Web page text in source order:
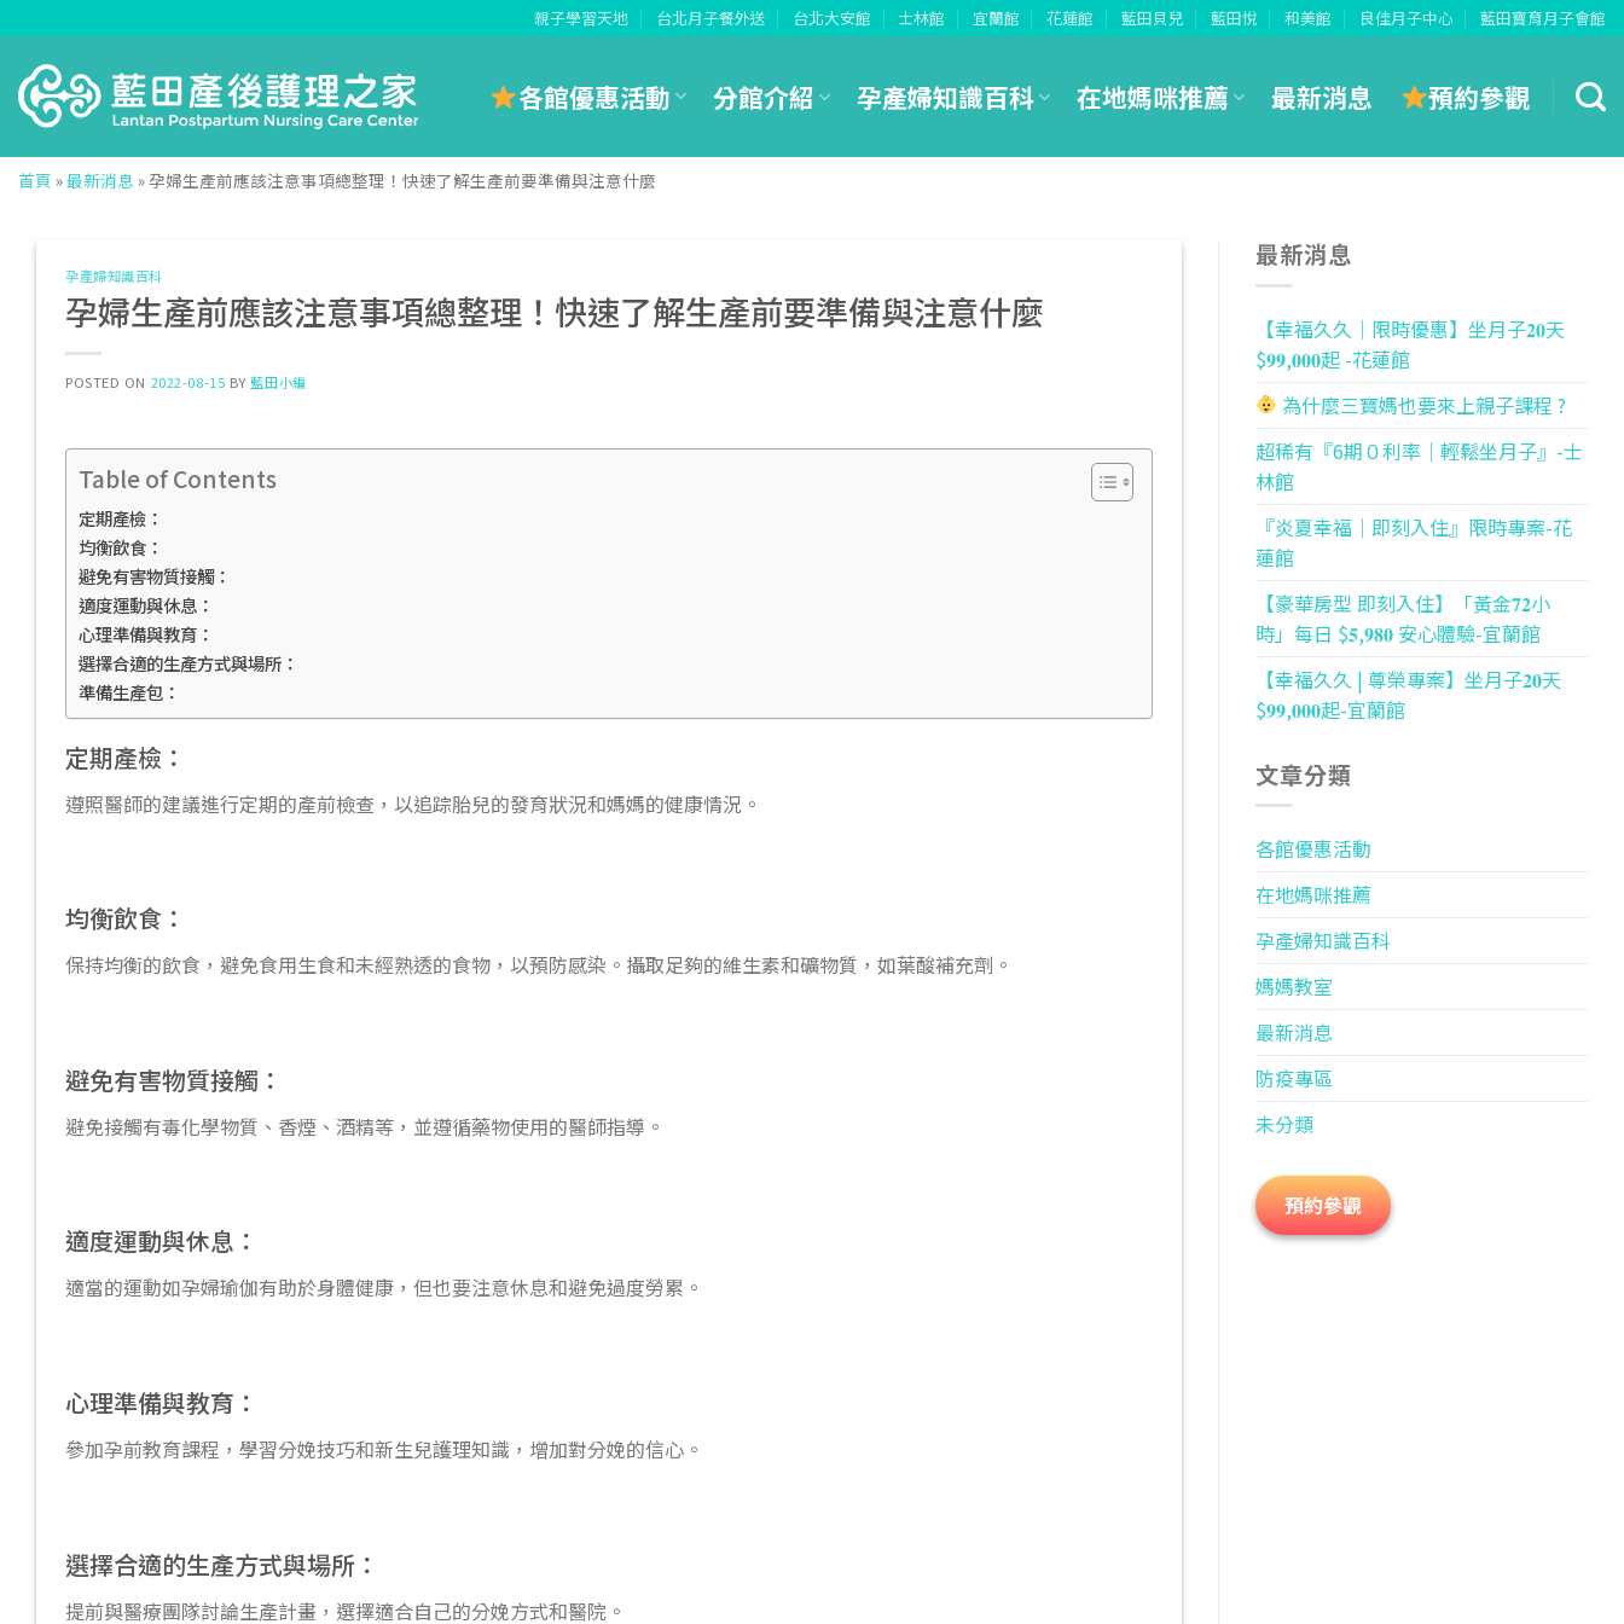
to
content
親子學習天地 台北月子餐外送 台北大安館 士林館 宜蘭館 花蓮館 藍田貝兒 藍田悅 和美館 良佳月子中心 藍田寶育月子會館
各館優惠活動 分館介紹 孕產婦知識百科 在地媽咪推薦 最新消息 預約參觀
首頁 »最新消息 »孕婦生產前應該注意事項總整理！快速了解生產前要準備與注意什麼
孕產婦知識百科
孕婦生產前應該注意事項總整理！快速了解生產前要準備與注意什麼
POSTED ON 2022-08-15 BY藍田小編
Table of Contents
定期產檢：
均衡飲食：
避免有害物質接觸：
適度運動與休息：
心理準備與教育：
選擇合適的生產方式與場所：
準備生產包：
定期產檢：
遵照醫師的建議進行定期的產前檢查，以追踪胎兒的發育狀況和媽媽的健康情況。
均衡飲食：
保持均衡的飲食，避免食用生食和未經熟透的食物，以預防感染。攝取足夠的維生素和礦物質，如葉酸補充劑。
避免有害物質接觸：
避免接觸有毒化學物質、香煙、酒精等，並遵循藥物使用的醫師指導。
適度運動與休息：
適當的運動如孕婦瑜伽有助於身體健康，但也要注意休息和避免過度勞累。
心理準備與教育：
參加孕前教育課程，學習分娩技巧和新生兒護理知識，增加對分娩的信心。
選擇合適的生產方式與場所：
提前與醫療團隊討論生產計畫，選擇適合自己的分娩方式和醫院。
最新消息
【幸福久久｜限時優惠】坐月子𝟐𝟎天
$𝟗𝟗,𝟎𝟎𝟎起 -花蓮館
為什麼三寶媽也要來上親子課程 ?
超稀有『6期０利率｜輕鬆坐月子』-士
林館
『炎夏幸福｜即刻入住』限時專案-花
蓮館
【豪華房型 即刻入住】「黃金𝟕𝟐小
時」每日 $𝟓,𝟗𝟖𝟎 安心體驗-宜蘭館
【幸福久久 | 尊榮專案】坐月子𝟐𝟎天
$𝟗𝟗,𝟎𝟎𝟎起-宜蘭館
文章分類
各館優惠活動
在地媽咪推薦
孕產婦知識百科
媽媽教室
最新消息
防疫專區
未分類
預約參觀